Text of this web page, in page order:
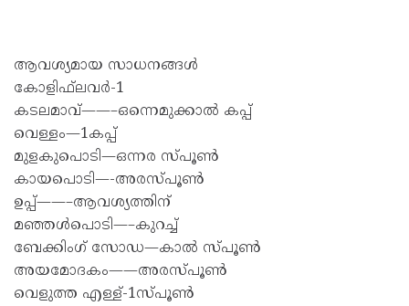
ആവശ്യമായ സാധനങ്ങൾ
കോളിഫ്‌ലവർ-1
കടലമാവ്——–ഒന്നെമുക്കാൽ കപ്പ്
വെള്ളം—1കപ്പ്
മുളകുപൊടി—ഒന്നര സ്പൂൺ
കായപൊടി—-അരസ്പൂൺ
ഉപ്പ്——–ആവശ്യത്തിന്
മഞ്ഞൾപൊടി—–കുറച്ച്
ബേക്കിംഗ് സോഡ—കാൽ സ്പൂൺ
അയമോദകം——അരസ്പൂൺ
വെളുത്ത എള്ള്-1സ്പൂൺ